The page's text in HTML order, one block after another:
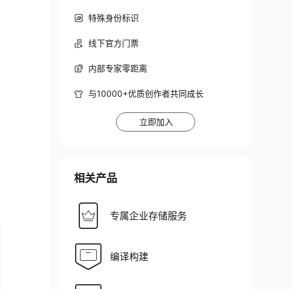
特殊身份标识
线下官方门票
内部专家零距离
与10000+优质创作者共同成长
立即加入
相关产品
专属企业存储服务
编译构建